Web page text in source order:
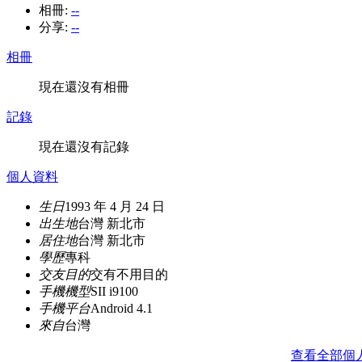
相冊: --
分享: --
相冊
現在還沒有相冊
記錄
現在還沒有記錄
個人資料
生日1993 年 4 月 24 日
出生地台灣 新北市
居住地台灣 新北市
學歷專科
交友目的交有不用目的
手機機型SII i9100
手機平台Android 4.1
來自台灣
查看全部個